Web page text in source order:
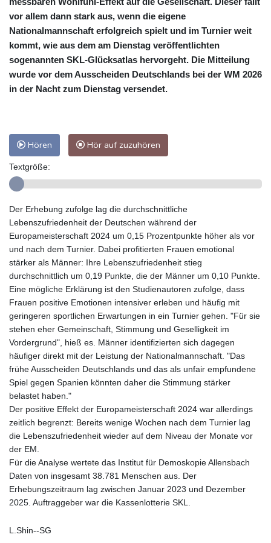
vor allem dann stark aus, wenn die eigene
Nationalmannschaft erfolgreich spielt und im Turnier weit
kommt, wie aus dem am Dienstag veröffentlichten
sogenannten SKL-Glücksatlas hervorgeht. Die Mitteilung
wurde vor dem Ausscheiden Deutschlands bei der WM 2026
in der Nacht zum Dienstag versendet.
Hören Hör auf zuzuhören
Textgröße:
Der Erhebung zufolge lag die durchschnittliche
Lebenszufriedenheit der Deutschen während der
Europameisterschaft 2024 um 0,15 Prozentpunkte höher als vor
und nach dem Turnier. Dabei profitierten Frauen emotional
stärker als Männer: Ihre Lebenszufriedenheit stieg
durchschnittlich um 0,19 Punkte, die der Männer um 0,10 Punkte.
Eine mögliche Erklärung ist den Studienautoren zufolge, dass
Frauen positive Emotionen intensiver erleben und häufig mit
geringeren sportlichen Erwartungen in ein Turnier gehen. "Für sie
stehen eher Gemeinschaft, Stimmung und Geselligkeit im
Vordergrund", hieß es. Männer identifizierten sich dagegen
häufiger direkt mit der Leistung der Nationalmannschaft. "Das
frühe Ausscheiden Deutschlands und das als unfair empfundene
Spiel gegen Spanien könnten daher die Stimmung stärker
belastet haben."
Der positive Effekt der Europameisterschaft 2024 war allerdings
zeitlich begrenzt: Bereits wenige Wochen nach dem Turnier lag
die Lebenszufriedenheit wieder auf dem Niveau der Monate vor
der EM.
Für die Analyse wertete das Institut für Demoskopie Allensbach
Daten von insgesamt 38.781 Menschen aus. Der
Erhebungszeitraum lag zwischen Januar 2023 und Dezember
2025. Auftraggeber war die Kassenlotterie SKL.
L.Shin--SG